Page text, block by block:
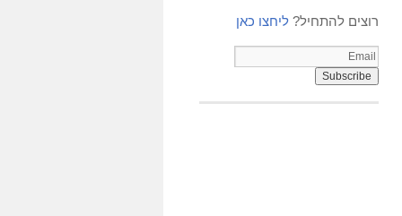
רוצים להתחיל? ליחצו כאן